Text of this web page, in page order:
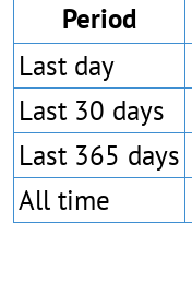
Period
Last day
Last 30 days
Last 365 days
All time